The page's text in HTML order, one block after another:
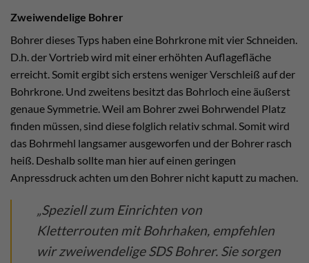
Zweiwendelige Bohrer
Bohrer dieses Typs haben eine Bohrkrone mit vier Schneiden.
D.h. der Vortrieb wird mit einer erhöhten Auflagefläche
erreicht. Somit ergibt sich erstens weniger Verschleiß auf der
Bohrkrone. Und zweitens besitzt das Bohrloch eine äußerst
genaue Symmetrie. Weil am Bohrer zwei Bohrwendel Platz
finden müssen, sind diese folglich relativ schmal. Somit wird
das Bohrmehl langsamer ausgeworfen und der Bohrer rasch
heiß. Deshalb sollte man hier auf einen geringen
Anpressdruck achten um den Bohrer nicht kaputt zu machen.
„Speziell zum Einrichten von
Kletterrouten mit Bohrhaken, empfehlen
wir zweiwendelige SDS Bohrer. Sie sorgen